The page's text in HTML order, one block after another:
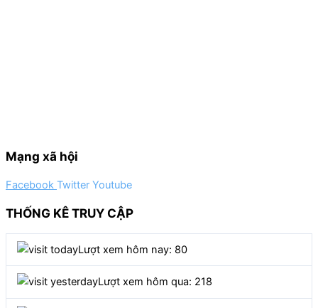
Mạng xã hội
Facebook Twitter Youtube
THỐNG KÊ TRUY CẬP
Lượt xem hôm nay: 80
Lượt xem hôm qua: 218